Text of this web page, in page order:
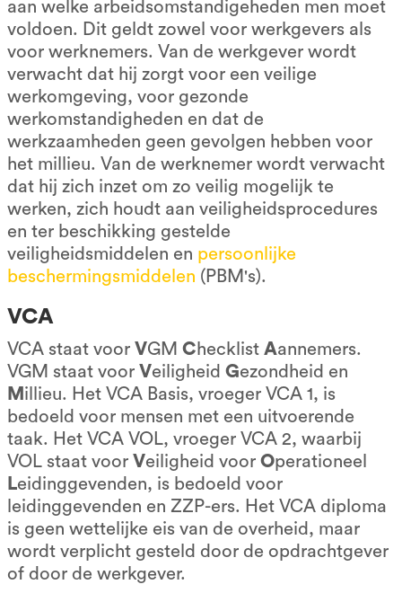
aan welke arbeidsomstandigeheden men moet
voldoen. Dit geldt zowel voor werkgevers als
voor werknemers. Van de werkgever wordt
verwacht dat hij zorgt voor een veilige
werkomgeving, voor gezonde
werkomstandigheden en dat de
werkzaamheden geen gevolgen hebben voor
het millieu. Van de werknemer wordt verwacht
dat hij zich inzet om zo veilig mogelijk te
werken, zich houdt aan veiligheidsprocedures
en ter beschikking gestelde
veiligheidsmiddelen en persoonlijke
beschermingsmiddelen (PBM's).
VCA
VCA staat voor VGM C hecklist Aannemers.
VGM staat voor Veiligheid Gezondheid en
M illieu. Het VCA Basis, vroeger VCA 1, is
bedoeld voor mensen met een uitvoerende
taak. Het VCA VOL, vroeger VCA 2, waarbij
VOL staat voor Veiligheid voor Operationeel
Leidinggevenden, is bedoeld voor
leidinggevenden en ZZP-ers. Het VCA diploma
is geen wettelijke eis van de overheid, maar
wordt verplicht gesteld door de opdrachtgever
of door de werkgever.